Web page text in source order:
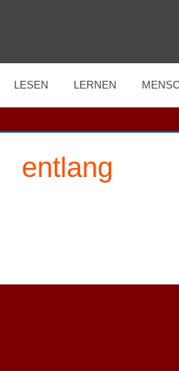
LESEN LERNEN
entlang